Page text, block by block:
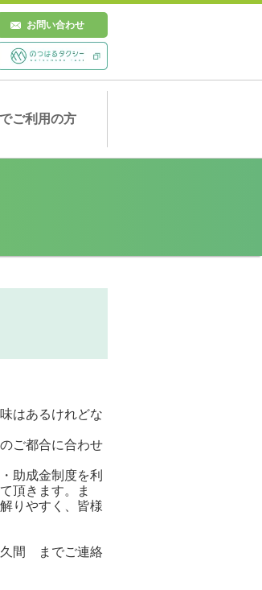
お問い合わせ
ご利用の方
はあるけれどな
ご都合に合わせ
助成金制度を利
頂きます。ま
りやすく、皆様
間 までご連絡